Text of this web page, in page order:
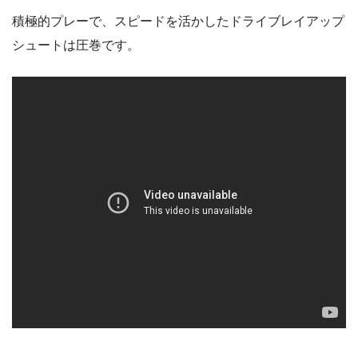
積極的プレーで、スピードを活かしたドライブレイアップ
シュートは圧巻です。